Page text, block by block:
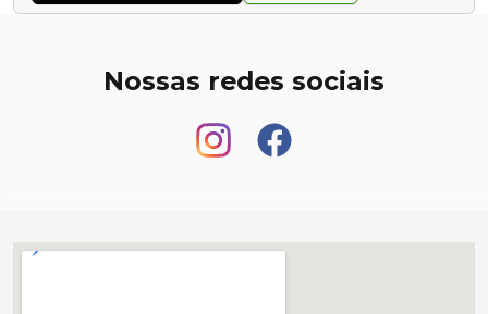
Nossas redes sociais